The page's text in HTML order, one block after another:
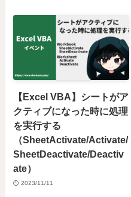
【Excel VBA】シートがア
クティブになった時に処理
を実行する
（SheetActivate/Activate/
SheetDeactivate/Deactiv
ate）
2023/11/11